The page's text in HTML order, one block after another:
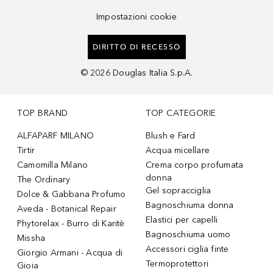
Impostazioni cookie
DIRITTO DI RECESSO
© 2026 Douglas Italia S.p.A.
TOP BRAND
ALFAPARF MILANO
Tirtir
Camomilla Milano
The Ordinary
Dolce & Gabbana Profumo
Aveda - Botanical Repair
Phytorelax - Burro di Karitè
Missha
Giorgio Armani - Acqua di
Gioia
TOP CATEGORIE
Blush e Fard
Acqua micellare
Crema corpo profumata
donna
Gel sopracciglia
Bagnoschiuma donna
Elastici per capelli
Bagnoschiuma uomo
Accessori ciglia finte
Termoprotettori